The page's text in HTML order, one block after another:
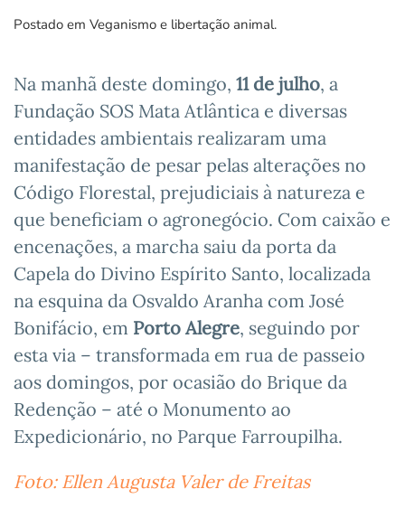
Postado em Veganismo e libertação animal.
Na manhã deste domingo, 11 de julho, a
Fundação SOS Mata Atlântica e diversas
entidades ambientais realizaram uma
manifestação de pesar pelas alterações no
Código Florestal, prejudiciais à natureza e
que beneficiam o agronegócio. Com caixão e
encenações, a marcha saiu da porta da
Capela do Divino Espírito Santo, localizada
na esquina da Osvaldo Aranha com José
Bonifácio, em Porto Alegre, seguindo por
esta via – transformada em rua de passeio
aos domingos, por ocasião do Brique da
Redenção – até o Monumento ao
Expedicionário, no Parque Farroupilha.
Foto: Ellen Augusta Valer de Freitas